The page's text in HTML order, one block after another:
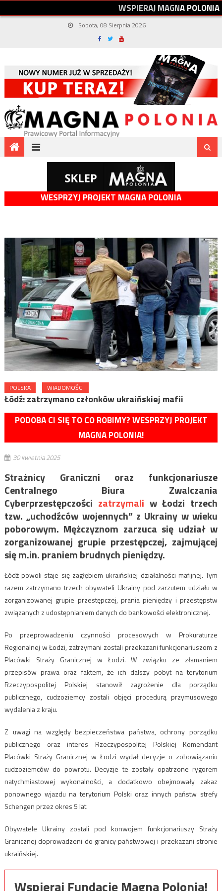
WSPIERAJMAGNAPOLONIA
Sobota, 08 Sierpnia 2026
WESPRZYJ PROJEKT MAGNA POLONIA
POLSKA WIADOMOŚCI
Łódź: zatrzymano członków ukraińskiej mafii
PODOBA CI SIĘ TO CO ROBIMY? WESPRZYJ PROJEKT
MAGNA POLONIA!
30 kwietnia 2025
Strażnicy Graniczni oraz funkcjonariusze
Centralnego Biura Zwalczania
Cyberprzestępczości zatrzymali w Łodzi trzech
tzw. „uchodźców wojennych” z Ukrainy w wieku
poborowym. Mężczyznom zarzuca się udział w
zorganizowanej grupie przestępczej, zajmującej
się m.in. praniem brudnych pieniędzy.
Łódź powoli staje się zagłębiem ukraińskiej działalności mafijnej. Tym
razem zatrzymano trzech obywateli Ukrainy pod zarzutem udziału w
zorganizowanej grupie przestępczej, prania pieniędzy i przestępstw
związanych z udostępnianiem danych do bankowości elektronicznej.
Po przeprowadzeniu czynności procesowych w Prokuraturze
Regionalnej w Łodzi, zatrzymani zostali przekazani funkcjonariuszom z
Placówki Straży Granicznej w Łodzi. W związku ze złamaniem
przepisów prawa oraz faktem, że ich dalszy pobyt na terytorium
Rzeczypospolitej Polskiej stanowił zagrożenie dla porządku
publicznego, cudzoziemcy zostali objęci procedurą przymusowego
wydalenia z kraju.
Z uwagi na względy bezpieczeństwa państwa, ochrony porządku
publicznego oraz interes Rzeczypospolitej Polskiej Komendant
Placówki Straży Granicznej w Łodzi wydał decyzje o zobowiązaniu
cudzoziemców do powrotu. Decyzje te zostały opatrzone rygorem
natychmiastowej wykonalności, a dodatkowo obejmowały zakaz
ponownego wjazdu na terytorium Polski oraz innych państw strefy
Schengen przez okres 5 lat.
Obywatele Ukrainy zostali pod konwojem funkcjonariuszy Straży
Granicznej doprowadzeni do granicy państwowej i przekazani stronie
ukraińskiej.
Wspieraj Fundację Magna Polonia!